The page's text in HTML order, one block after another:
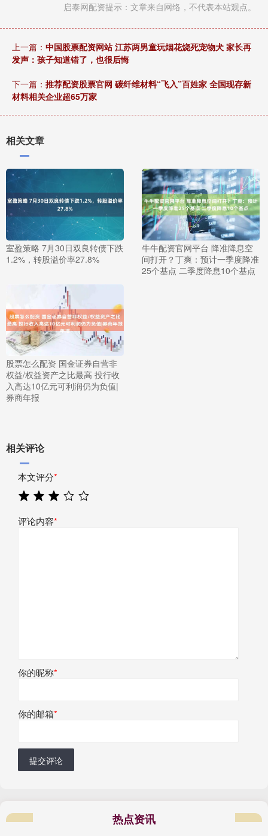
启泰网配资提示：文章来自网络，不代表本站观点。
上一篇： 中国股票配资网站 江苏两男童玩烟花烧死宠物犬 家长再
发声：孩子知道错了，也很后悔
下一篇： 推荐配资股票官网 碳纤维材料“飞入”百姓家 全国现存新
材料相关企业超65万家
相关文章
室盈策略 7月30日双良转债下跌
1.2%，转股溢价率27.8%
牛牛配资官网平台 降准降息空
间打开？丁爽：预计一季度降准
25个基点 二季度降息10个基点
股票怎么配资 国金证券自营非
权益/权益资产之比最高 投行收
入高达10亿元可利润仍为负值|
券商年报
相关评论
本文评分*
评论内容*
你的昵称*
你的邮箱*
提交评论
热点资讯